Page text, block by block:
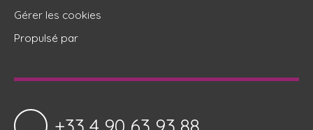
Gérer les cookies
Propulsé par